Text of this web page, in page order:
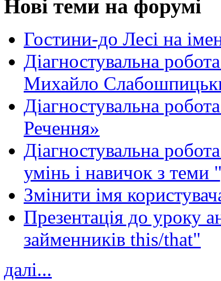
Нові теми на форумі
Гостини-до Лесі на
Діагностувальна
Михайло
Діагностувальна
Речення»
Діагностувальна
умінь і навичок з теми
Змінити імя
Презентація до уроку
займенників this/that"
далі...